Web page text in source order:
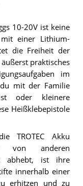
10-20V ist keine
mit einer Lithium-
die Freiheit der
praktisches
im
mit der Familie
oder kleinere
Heißklebepistole
TROTEC Akku
von anderen
abhebt, ist ihre
innerhalb einer
erhitzen und zu